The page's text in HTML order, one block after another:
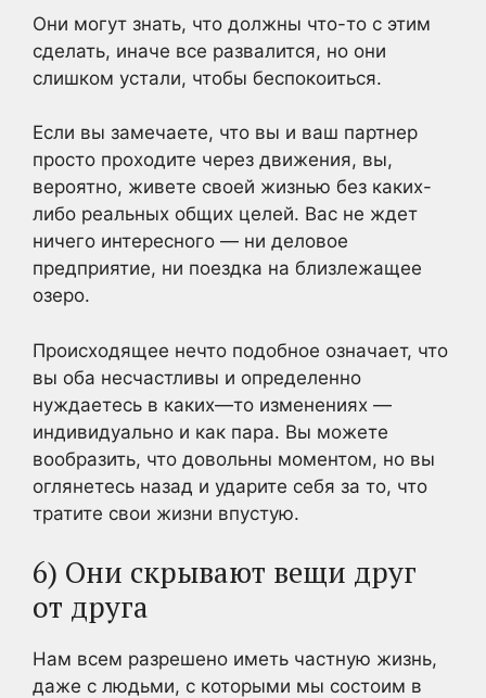
Они могут знать, что должны что-то с этим
сделать, иначе все развалится, но они
слишком устали, чтобы беспокоиться.
Если вы замечаете, что вы и ваш партнер
просто проходите через движения, вы,
вероятно, живете своей жизнью без каких-
либо реальных общих целей. Вас не ждет
ничего интересного — ни деловое
предприятие, ни поездка на близлежащее
озеро.
Происходящее нечто подобное означает, что
вы оба несчастливы и определенно
нуждаетесь в каких—то изменениях —
индивидуально и как пара. Вы можете
вообразить, что довольны моментом, но вы
оглянетесь назад и ударите себя за то, что
тратите свои жизни впустую.
6) Они скрывают вещи друг
от друга
Нам всем разрешено иметь частную жизнь,
даже с людьми, с которыми мы состоим в